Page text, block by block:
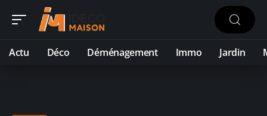
Actu Déco Déménagement Immo Jardin